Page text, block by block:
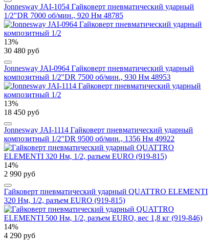
Jonnesway JAI-1054 Гайковерт пневматический ударный
1/2"DR 7000 об/мин., 920 Нм 48785
13%
30 480 руб
Jonnesway JAI-0964 Гайковерт пневматический ударный
композитный 1/2"DR 7500 об/мин., 930 Нм 48953
13%
18 450 руб
Jonnesway JAI-1114 Гайковерт пневматический ударный
композитный 1/2"DR 9500 об/мин., 1356 Нм 49922
14%
2 990 руб
Гайковерт пневматический ударный QUATTRO ELEMENTI
320 Нм, 1/2, разъем EURO (919-815)
14%
4 290 руб